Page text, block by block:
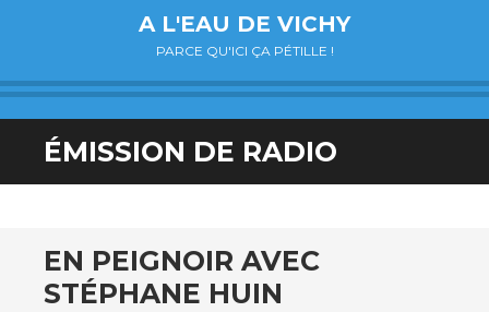
A L'EAU DE VICHY
PARCE QU'ICI ÇA PÉTILLE !
ÉMISSION DE RADIO
EN PEIGNOIR AVEC
STÉPHANE HUIN